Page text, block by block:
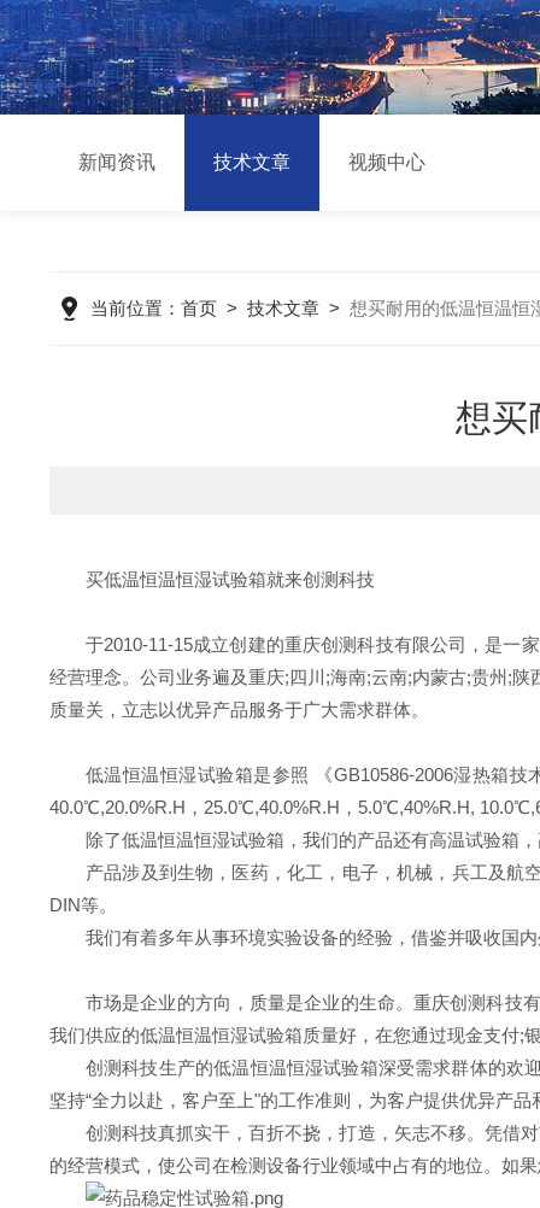
新闻资讯 技术文章 视频中心
当前位置： 首页> 技术文章> 想买耐用的低温恒温恒
想买
买低温恒温恒湿试验箱就来创测科技
于2010-11-15成立创建的重庆创测科技有限公司，是一
经营理念。公司业务遍及重庆;四川;海南;云南;内蒙古;贵州;
质量关，立志以优异产品服务于广大需求群体。
低温恒温恒湿试验箱是参照 《GB10586-2006湿热箱
40.0℃,20.0%R.H，25.0℃,40.0%R.H，5.0℃,40%R.H,
除了低温恒温恒湿试验箱，我们的产品还有高温试验箱
产品涉及到生物，医药，化工，电子，机械，兵工及航
DIN等。
我们有着多年从事环境实验设备的经验，借鉴并吸收国
市场是企业的方向，质量是企业的生命。重庆创测科技
我们供应的低温恒温恒湿试验箱质量好，在您通过现金支付;
创测科技生产的低温恒温恒湿试验箱深受需求群体的欢
坚持“全力以赴，客户至上"的工作准则，为客户提供优异产品
创测科技真抓实干，百折不挠，打造，矢志不移。凭借
的经营模式，使公司在检测设备行业领域中占有的地位。如